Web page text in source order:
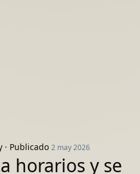
· Publicado 2 may 2026
horarios y se